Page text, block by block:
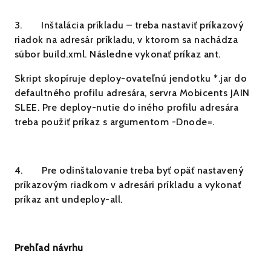
3.
Inštalácia príkladu – treba nastaviť príkazový
riadok na adresár príkladu, v ktorom sa nachádza
súbor build.xml. Následne vykonať príkaz ant.
Skript skopíruje deploy-ovateľnú jendotku *.jar do
defaultného profilu adresára, servra Mobicents JAIN
SLEE. Pre deploy-nutie do iného profilu adresára
treba použiť príkaz s argumentom -Dnode=.
4.
Pre odinštalovanie treba byť opäť nastavený
príkazovým riadkom v adresári príkladu a vykonať
príkaz ant undeploy-all.
Prehľad návrhu